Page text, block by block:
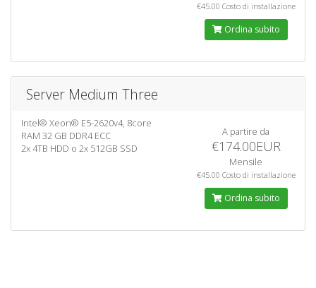
€45.00 Costo di installazione
Ordina subito
Server Medium Three
Intel® Xeon® E5-2620v4, 8core
RAM 32 GB DDR4 ECC
2x 4TB HDD o 2x 512GB SSD
A partire da
€174.00EUR
Mensile
€45.00 Costo di installazione
Ordina subito